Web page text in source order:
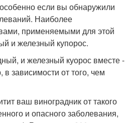
если вы обнаружили
Наиболее
применяемыми для этой
и железный купорос.
и железный куорос вместе -
в зависимости от того, чем
ваш виноградник от такого
и опасного заболевания,